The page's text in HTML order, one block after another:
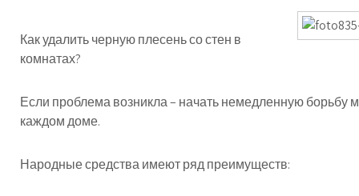
Как удалить черную плесень со стен в
комнатах?
Если проблема возникла – начать немедленную
каждом доме.
Народные средства имеют ряд преимуществ: